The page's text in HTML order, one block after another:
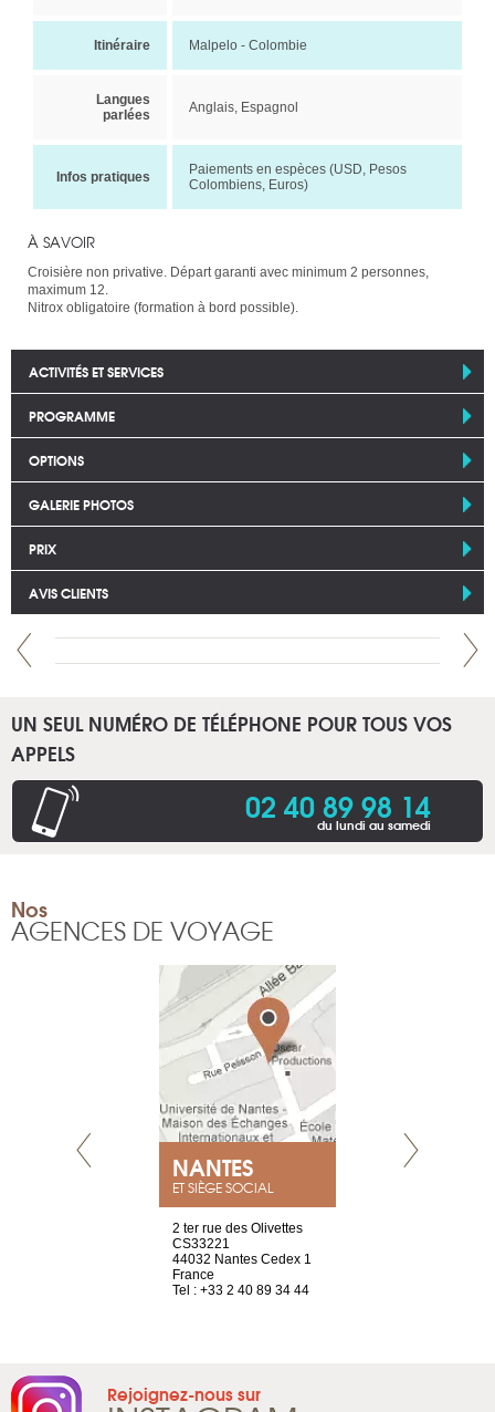
Itinéraire Malpelo - Colombie
Langues
parlées
Anglais, Espagnol
Infos pratiques
Paiements en espèces (USD, Pesos
Colombiens, Euros)
À SAVOIR
Croisière non privative. Départ garanti avec minimum 2 personnes,
maximum 12.
Nitrox obligatoire (formation à bord possible).
ACTIVITÉS ET SERVICES
PROGRAMME
OPTIONS
GALERIE PHOTOS
PRIX
AVIS CLIENTS
UN SEUL NUMÉRO DE TÉLÉPHONE POUR TOUS VOS
APPELS
02 40 89 98 14
du lundi au samedi
Nos
AGENCES DE VOYAGE
NANTES
ET SIÈGE SOCIAL
2 ter rue des Olivettes
CS33221
44032 Nantes Cedex 1
France
Tel : +33 2 40 89 34 44
Rejoignez-nous sur